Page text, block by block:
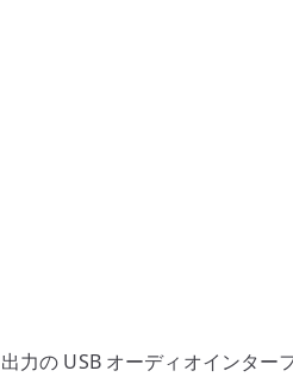
力の USB オーディオインター